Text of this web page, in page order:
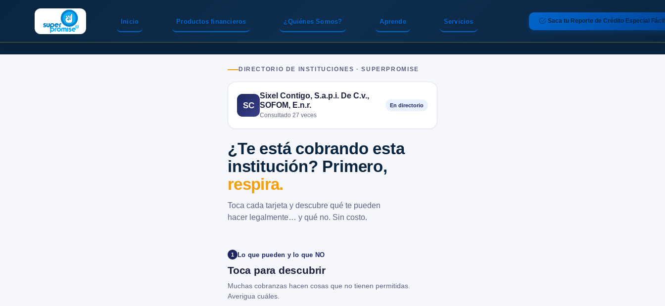
Inicio Servicios
Productos financieros ¿Quiénes Somos? Aprende Saca tu Reporte de Crédito Especial Fácil
DIRECTORIO DE INSTITUCIONES · SUPERPROMISE
SC
Sixel Contigo, S.a.p.i. De C.v.,
SOFOM, E.n.r.
Consultado 27 veces
En directorio
¿Te está cobrando esta
institución? Primero,
respira.
Toca cada tarjeta y descubre qué te pueden
hacer legalmente… y qué no. Sin costo.
1 Lo que pueden y lo que NO
Toca para descubrir
Muchas cobranzas hacen cosas que no tienen permitidas.
Averigua cuáles.